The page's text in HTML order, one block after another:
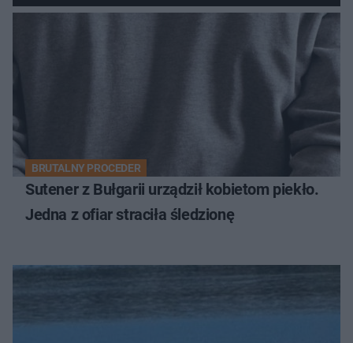
BRUTALNY PROCEDER
Sutener z Bułgarii urządził kobietom piekło.
Jedna z ofiar straciła śledzionę